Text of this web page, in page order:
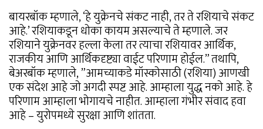
बायरबॉक म्हणाले, ‘हे युक्रेनचे संकट नाही, तर ते रशियाचे संकट
आहे.’ रशियाकडून धोका कायम असल्याचे ते म्हणाले. जर
रशियाने युक्रेनवर हल्ला केला तर त्याचा रशियावर आर्थिक,
राजकीय आणि आर्थिकदृष्ट्या वाईट परिणाम होईल.” तथापि,
बेअरबॉक म्हणाले, ”आमच्याकडे मॉस्कोसाठी (रशिया) आणखी
एक संदेश आहे जो अगदी स्पष्ट आहे. आम्हाला युद्ध नको आहे. हे
परिणाम आम्हाला भोगायचे नाहीत. आम्हाला गंभीर संवाद हवा
आहे – युरोपमध्ये सुरक्षा आणि शांतता.